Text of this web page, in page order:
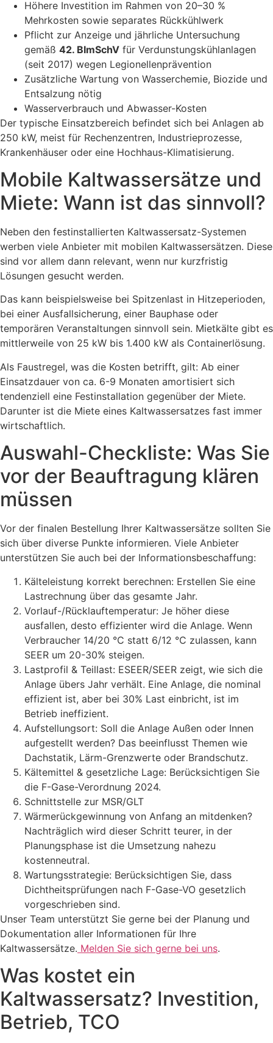
Höhere Investition im Rahmen von 20–30 %
Mehrkosten sowie separates Rückkühlwerk
Pflicht zur Anzeige und jährliche Untersuchung
gemäß 42. BImSchV für Verdunstungskühlanlagen
(seit 2017) wegen Legionellenprävention
Zusätzliche Wartung von Wasserchemie, Biozide und
Entsalzung nötig
Wasserverbrauch und Abwasser-Kosten
Der typische Einsatzbereich befindet sich bei Anlagen ab
250 kW, meist für Rechenzentren, Industrieprozesse,
Krankenhäuser oder eine Hochhaus-Klimatisierung.
Mobile Kaltwassersätze und
Miete: Wann ist das sinnvoll?
Neben den festinstallierten Kaltwassersatz-Systemen
werben viele Anbieter mit mobilen Kaltwassersätzen. Diese
sind vor allem dann relevant, wenn nur kurzfristig
Lösungen gesucht werden.
Das kann beispielsweise bei Spitzenlast in Hitzeperioden,
bei einer Ausfallsicherung, einer Bauphase oder
temporären Veranstaltungen sinnvoll sein. Mietkälte gibt es
mittlerweile von 25 kW bis 1.400 kW als Containerlösung.
Als Faustregel, was die Kosten betrifft, gilt: Ab einer
Einsatzdauer von ca. 6-9 Monaten amortisiert sich
tendenziell eine Festinstallation gegenüber der Miete.
Darunter ist die Miete eines Kaltwassersatzes fast immer
wirtschaftlich.
Auswahl-Checkliste: Was Sie
vor der Beauftragung klären
müssen
Vor der finalen Bestellung Ihrer Kaltwassersätze sollten Sie
sich über diverse Punkte informieren. Viele Anbieter
unterstützen Sie auch bei der Informationsbeschaffung:
Kälteleistung korrekt berechnen: Erstellen Sie eine
Lastrechnung über das gesamte Jahr.
Vorlauf-/Rücklauftemperatur: Je höher diese
ausfallen, desto effizienter wird die Anlage. Wenn
Verbraucher 14/20 °C statt 6/12 °C zulassen, kann
SEER um 20-30% steigen.
Lastprofil & Teillast: ESEER/SEER zeigt, wie sich die
Anlage übers Jahr verhält. Eine Anlage, die nominal
effizient ist, aber bei 30% Last einbricht, ist im
Betrieb ineffizient.
Aufstellungsort: Soll die Anlage Außen oder Innen
aufgestellt werden? Das beeinflusst Themen wie
Dachstatik, Lärm-Grenzwerte oder Brandschutz.
Kältemittel & gesetzliche Lage: Berücksichtigen Sie
die F-Gase-Verordnung 2024.
Schnittstelle zur MSR/GLT
Wärmerückgewinnung von Anfang an mitdenken?
Nachträglich wird dieser Schritt teurer, in der
Planungsphase ist die Umsetzung nahezu
kostenneutral.
Wartungsstrategie: Berücksichtigen Sie, dass
Dichtheitsprüfungen nach F-Gase-VO gesetzlich
vorgeschrieben sind.
Unser Team unterstützt Sie gerne bei der Planung und
Dokumentation aller Informationen für Ihre
Kaltwassersätze. Melden Sie sich gerne bei uns.
Was kostet ein
Kaltwassersatz? Investition,
Betrieb, TCO